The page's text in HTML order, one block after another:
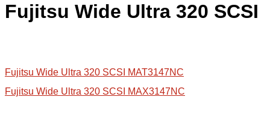
Fujitsu Wide Ultra 320 SCSI
Fujitsu Wide Ultra 320 SCSI MAT3147NC
Fujitsu Wide Ultra 320 SCSI MAX3147NC